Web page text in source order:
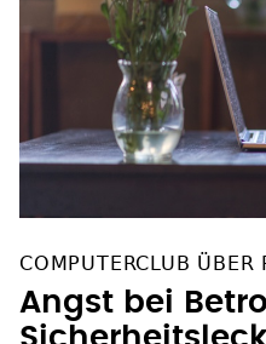
COMPUTERCLUB ÜBER
Angst bei